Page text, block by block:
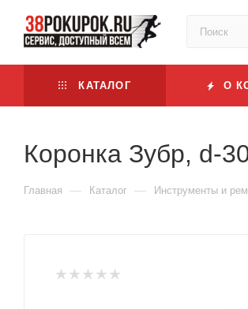
КАТАЛОГ О
Коронка Зубр, d-
Главная — Каталог — Инструменты и